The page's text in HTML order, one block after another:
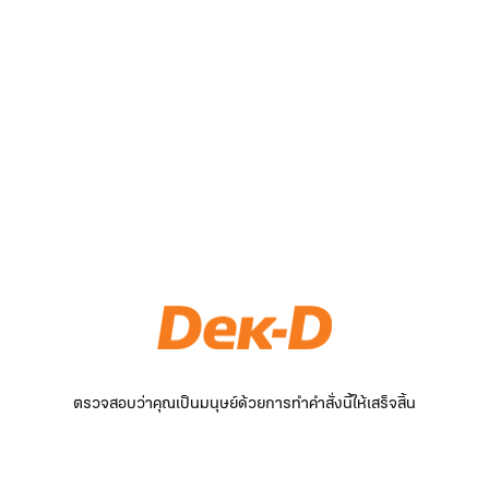
ตรวจสอบว่าคุณเป็นมนุษย์ด้วยการทำคำสั่งนี้ให้เสร็จสิ้น